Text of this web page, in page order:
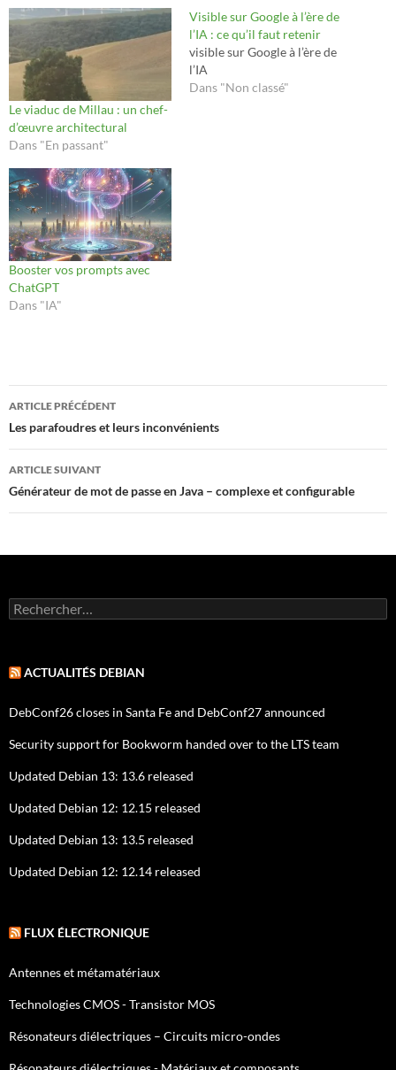
Le viaduc de Millau : un chef-
d’œuvre architectural
Dans "En passant"
Visible sur Google à l’ère de
l’IA : ce qu’il faut retenir
visible sur Google à l’ère de
l’IA
Dans "Non classé"
Booster vos prompts avec
ChatGPT
Dans "IA"
Navigation
des
articles
ARTICLE PRÉCÉDENT
Les parafoudres et leurs inconvénients
ARTICLE SUIVANT
Générateur de mot de passe en Java – complexe et configurable
Rechercher :
ACTUALITÉS DEBIAN
DebConf26 closes in Santa Fe and DebConf27 announced
Security support for Bookworm handed over to the LTS team
Updated Debian 13: 13.6 released
Updated Debian 12: 12.15 released
Updated Debian 13: 13.5 released
Updated Debian 12: 12.14 released
FLUX ÉLECTRONIQUE
Antennes et métamatériaux
Technologies CMOS - Transistor MOS
Résonateurs diélectriques – Circuits micro-ondes